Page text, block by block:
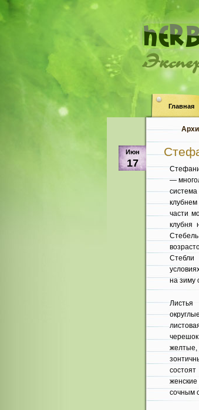
Главная
Июн
17
—
части
клубня
на зиму
сочным